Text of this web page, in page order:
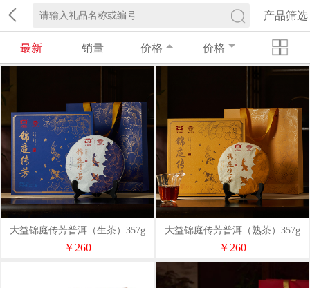
产品筛选
最新 销量 价格 价格
大益锦庭传芳普洱（生茶）357g
￥260
大益锦庭传芳普洱（熟茶）357g
￥260